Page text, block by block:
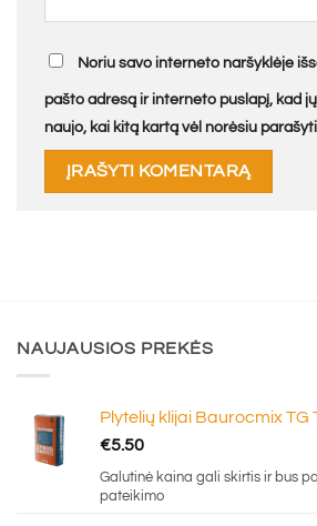
Noriu savo interneto naršyklėje
pašto adresą ir interneto puslapį, kad
naujo, kai kitą kartą vėl norėsiu
NAUJAUSIOS PREKĖS
Plytelių klijai Baurocmix TG
€5.50
Galutinė kaina gali skirtis ir bus
pateikimo